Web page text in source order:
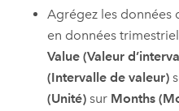
Agrégez les données
en données
Value (Valeur
(Intervalle de valeur)
(Unité) sur Months